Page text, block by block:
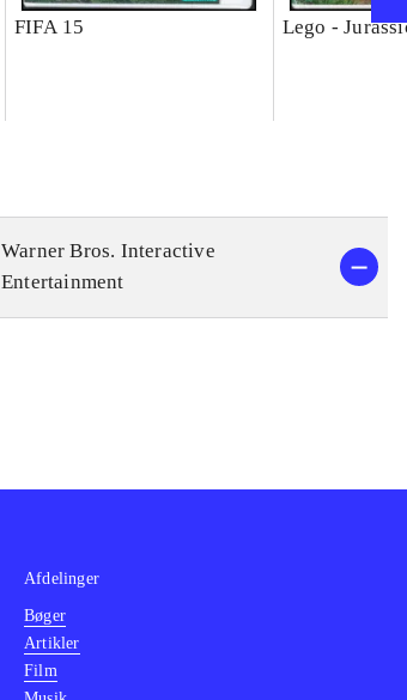
FIFA 15 Lego -
Warner Bros. Interactive
Entertainment
Afdelinger
Bøger
Artikler
Film